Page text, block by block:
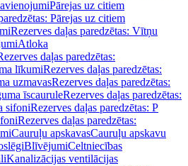
Pārejas uz citiem
Pārejas uz citiem
Rezerves daļas paredzētas: Vītņu
Atloka
daļas paredzētas:
līkumiRezerves daļas paredzētas:
uzmavasRezerves daļas paredzētas:
īscauruleRezerves daļas paredzētas:
sifoniRezerves daļas paredzētas: P
Rezerves daļas paredzētas:
Cauruļu apskavasCauruļu apskavu
BlīvējumiCeltniecības
Kanalizācijas ventilācijas